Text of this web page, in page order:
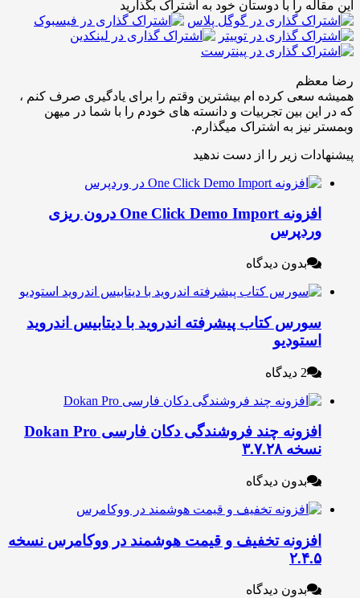
را با دوستان خود به اشتراک بگذارید
کرده ام بیشترین وقتم را برای یادگیری صرف کنم ،
بین تجربیات و دانسته های خودم را با شما در میهن
نیز به اشتراک میگذارم.
زیر را از دست ندهید
افزونه One Click Demo Import درون ریزی
بدون دیدگاه
کتاب پیشرفته اندروید با دیتابیس اندروید
افزونه چند فروشندگی دکان فارسی Dokan Pro
بدون دیدگاه
تخفیف و قیمت هوشمند در ووکامرس نسخه
بدون دیدگاه